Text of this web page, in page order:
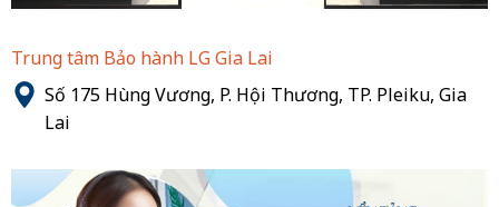
Trung tâm Bảo hành LG Gia Lai
Số 175 Hùng Vương, P. Hội Thương, TP. Pleiku, Gia
Lai